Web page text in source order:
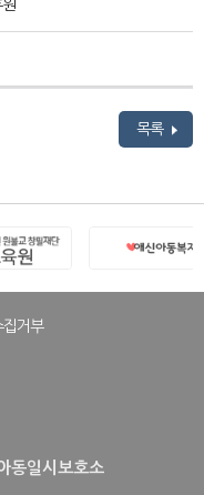
목록
집거부
동일시보호소